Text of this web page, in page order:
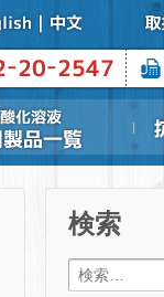
検索
検索: